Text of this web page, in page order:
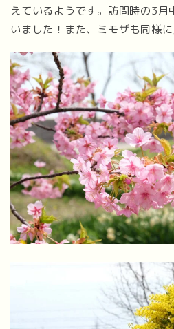
えているようです。訪問時の3月
いました！また、ミモザも同様